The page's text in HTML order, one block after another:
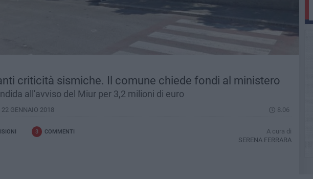
criticità sismiche. Il comune chiede fondi al ministero
all'avviso del Miur per 3,2 milioni di euro
22 GENNAIO 2018 8.06
3 COMMENTI
A cura di
SERENA FERRARA